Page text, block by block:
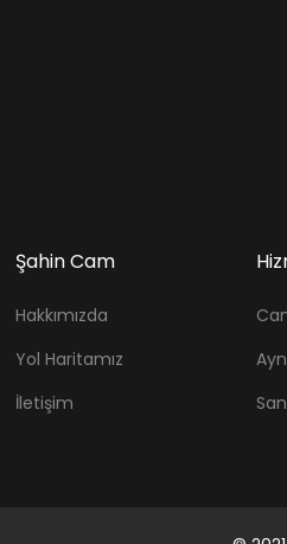
Şahin Cam
Hakkımızda
Yol Haritamız
İletişim